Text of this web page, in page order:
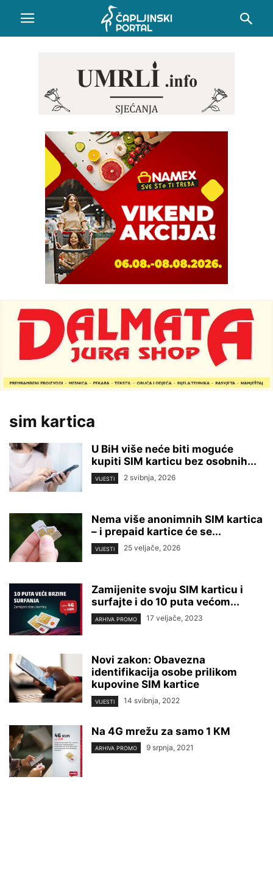
sim kartica
U BiH više neće biti moguće
kupiti SIM karticu bez osobnih...
VIJESTI 2 svibnja, 2026
Nema više anonimnih SIM kartica
– i prepaid kartice će se...
VIJESTI 25 veljače, 2026
Zamijenite svoju SIM karticu i
surfajte i do 10 puta većom...
ARHIVA PROMO 17 veljače, 2023
Novi zakon: Obavezna
identifikacija osobe prilikom
kupovine SIM kartice
VIJESTI 14 svibnja, 2022
Na 4G mrežu za samo 1 KM
ARHIVA PROMO 9 srpnja, 2021